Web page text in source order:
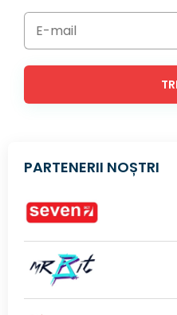
PARTENERII NOȘTRI